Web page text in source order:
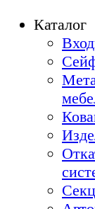
Каталог